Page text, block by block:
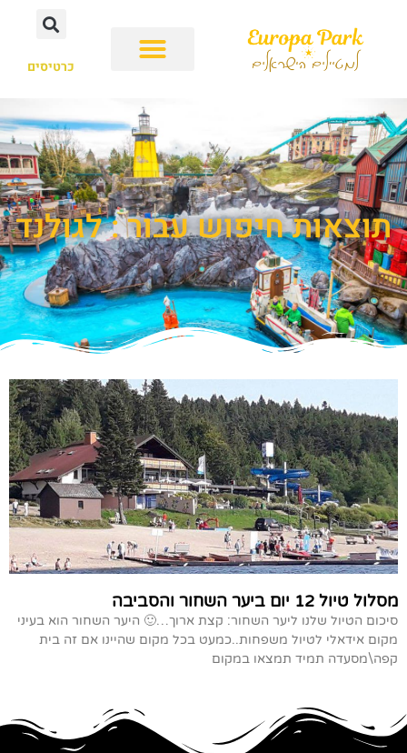
כרטיסים
תוצאות חיפוש עבור : לגולנד
מסלול טיול 12 יום ביער השחור והסביבה
סיכום הטיול שלנו ליער השחור: קצת ארוך…🙂 היער השחור הוא בעיני
מקום אידאלי לטיול משפחות..כמעט בכל מקום שהיינו אם זה בית
קפה\מסעדה תמיד תמצאו במקום